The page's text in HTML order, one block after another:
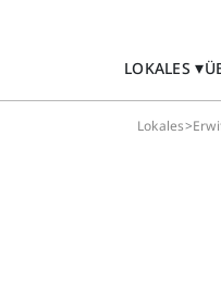
LOKALES
Lokales>